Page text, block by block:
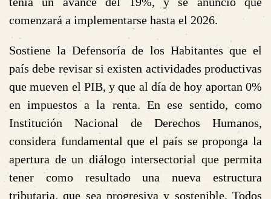
comenzará a implementarse hasta el 2026.
Sostiene la Defensoría de los Habitantes que el
país debe revisar si existen actividades productivas
que mueven el PIB, y que al día de hoy aportan 0%
en impuestos a la renta. En ese sentido, como
Institución Nacional de Derechos Humanos,
considera fundamental que el país se proponga la
apertura de un diálogo intersectorial que permita
tener como resultado una nueva estructura
tributaria, que sea progresiva y sostenible. Todos